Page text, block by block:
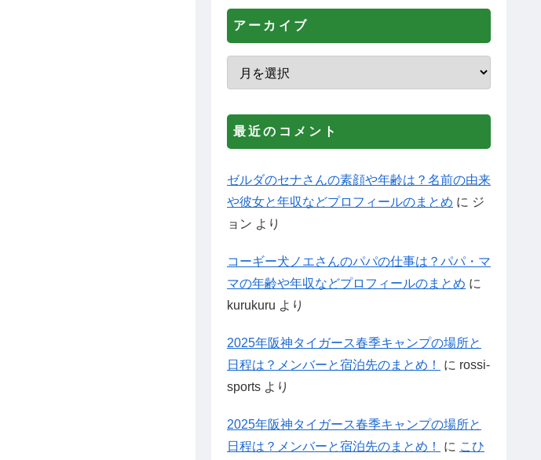
アーカイブ
最近のコメント
ゼルダのセナさんの素顔や年齢は？名前の由来
や彼女と年収などプロフィールのまとめ に ジ
ョン より
コーギー犬ノエさんのパパの仕事は？パパ・マ
マの年齢や年収などプロフィールのまとめ に
kurukuru より
2025年阪神タイガース春季キャンプの場所と
日程は？メンバーと宿泊先のまとめ！
に rossi-
sports より
2025年阪神タイガース春季キャンプの場所と
日程は？メンバーと宿泊先のまとめ！
に こひ